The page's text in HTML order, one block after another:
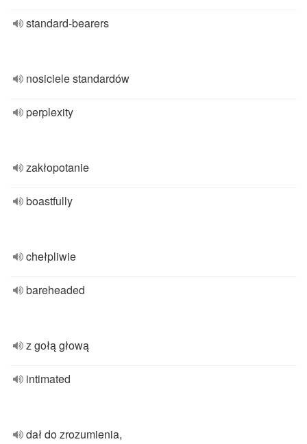
standard-bearers
nosiciele standardów
perplexity
zakłopotanie
boastfully
chełpliwie
bareheaded
z gołą głową
intimated
dał do zrozumienia,